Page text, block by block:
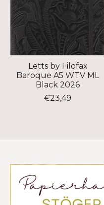
Letts by Filofax
Baroque A5 WTV ML
Black 2026
€23,49